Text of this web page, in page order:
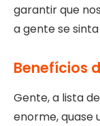
garantir que
a gente se sinta
Benefícios
Gente, a lista
enorme, quase